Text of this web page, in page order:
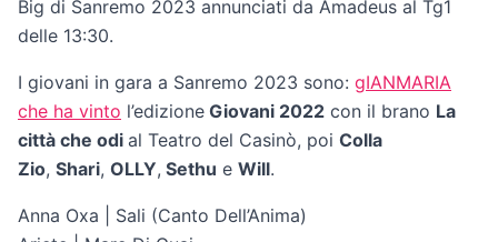
Big di Sanremo 2023 annunciati da Amadeus al Tg1
delle 13:30.
I giovani in gara a Sanremo 2023 sono: gIANMARIA
che ha vinto l’edizione Giovani 2022 con il brano La
città che odi al Teatro del Casinò, poi Colla
Zio, Shari, OLLY, Sethu e Will.
Anna Oxa | Sali (Canto Dell’Anima)